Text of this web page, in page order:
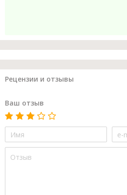
Рецензии и отзывы
Ваш отзыв